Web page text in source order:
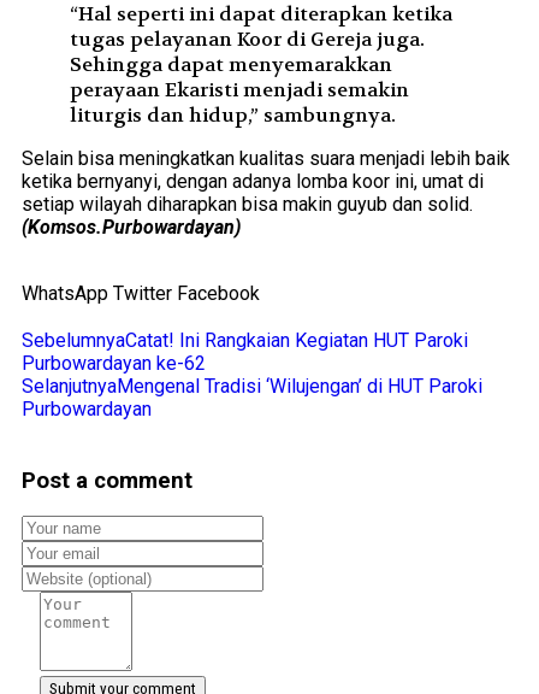
“Hal seperti ini dapat diterapkan ketika
tugas pelayanan Koor di Gereja juga.
Sehingga dapat menyemarakkan
perayaan Ekaristi menjadi semakin
liturgis dan hidup,” sambungnya.
Selain bisa meningkatkan kualitas suara menjadi lebih baik
ketika bernyanyi, dengan adanya lomba koor ini, umat di
setiap wilayah diharapkan bisa makin guyub dan solid.
(Komsos.Purbowardayan)
WhatsApp Twitter Facebook
SebelumnyaCatat! Ini Rangkaian Kegiatan HUT Paroki
Purbowardayan ke-62
SelanjutnyaMengenal Tradisi ‘Wilujengan’ di HUT Paroki
Purbowardayan
Post a comment